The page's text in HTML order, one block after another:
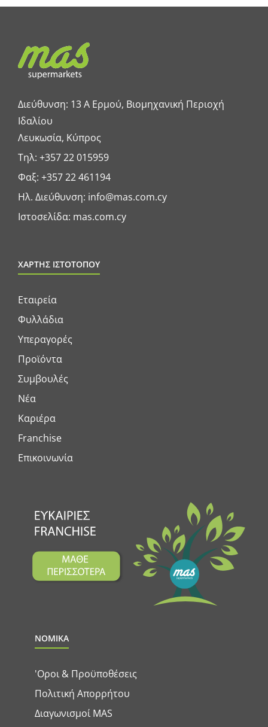
Διεύθυνση: 13 A Ερμού, Βιομηχανική Περιοχή
Ιδαλίου
Λευκωσία, Κύπρος
Τηλ: +357 22 015959
Φαξ: +357 22 461194
Ηλ. Διεύθυνση: info@mas.com.cy
Ιστοσελίδα: mas.com.cy
ΧΑΡΤΗΣ ΙΣΤΟΤΟΠΟΥ
Εταιρεία
Φυλλάδια
Υπεραγορές
Προϊόντα
Συμβουλές
Νέα
Καριέρα
Franchise
Επικοινωνία
ΝΟΜΙΚΑ
'Οροι & Προϋποθέσεις
Πολιτική Απορρήτου
Διαγωνισμοί MAS